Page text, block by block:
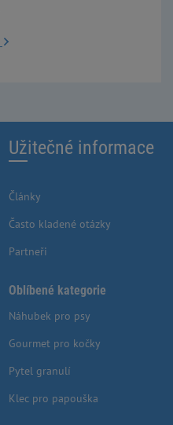
Užitečné informace
Články
Často kladené otázky
Partneři
Oblíbené kategorie
Náhubek pro psy
Gourmet pro kočky
Pytel granulí
Klec pro papouška